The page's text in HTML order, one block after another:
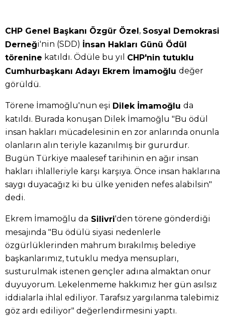
CHP Genel Başkanı Özgür Özel, Sosyal Demokrasi
Derneği'nin (SDD) İnsan Hakları Günü Ödül
törenine katıldı. Ödüle bu yıl CHP'nin tutuklu
Cumhurbaşkanı Adayı Ekrem İmamoğlu değer
görüldü.
Törene İmamoğlu'nun eşi Dilek İmamoğlu da
katıldı. Burada konuşan Dilek İmamoğlu "Bu ödül
insan hakları mücadelesinin en zor anlarında onunla
olanların alın teriyle kazanılmış bir gururdur.
Bugün Türkiye maalesef tarihinin en ağır insan
hakları ihlalleriyle karşı karşıya. Önce insan haklarına
saygı duyacağız ki bu ülke yeniden nefes alabilsin"
dedi.
Ekrem İmamoğlu da Silivri'den törene gönderdiği
mesajında "Bu ödülü siyasi nedenlerle
özgürlüklerinden mahrum bırakılmış belediye
başkanlarımız, tutuklu medya mensupları,
susturulmak istenen gençler adına almaktan onur
duyuyorum. Lekelenmeme hakkımız her gün asılsız
iddialarla ihlal ediliyor. Tarafsız yargılanma talebimiz
göz ardı ediliyor" değerlendirmesini yaptı.